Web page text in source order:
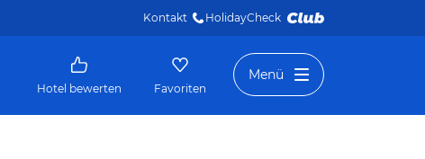
Kontakt HolidayCheck
Hotel bewerten Favoriten
Menü